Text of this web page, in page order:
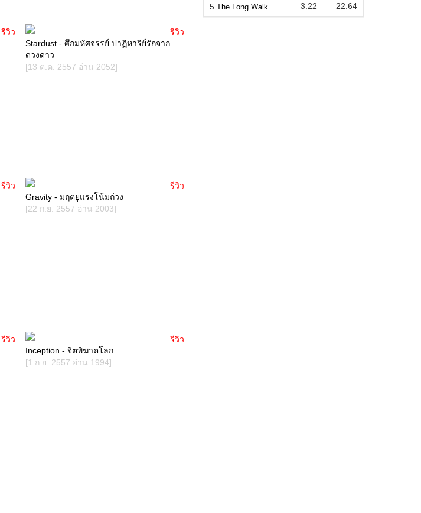
รีวิว
Stardust - ศึกมหัศจรรย์ ปาฏิหาริย์รักจาก
ดวงดาว
[13 ต.ค. 2557 อ่าน 2052]
รีวิว
รีวิว
Gravity - มฤตยูแรงโน้มถ่วง
[22 ก.ย. 2557 อ่าน 2003]
รีวิว
รีวิว
Inception - จิตพิฆาตโลก
[1 ก.ย. 2557 อ่าน 1994]
รีวิว
5. The Long Walk 3.22 22.64